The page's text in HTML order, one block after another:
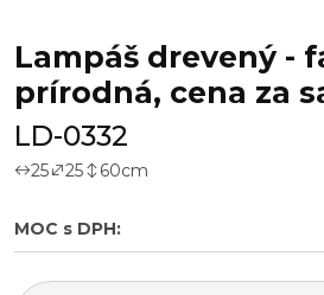
Lampáš drevený -
prírodná, cena za
LD-0332
25 25 60cm
MOC s DPH: